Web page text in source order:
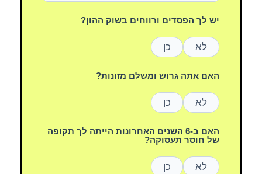
יש לך הפסדים ורווחים בשוק ההון?
לא כן
האם אתה גרוש ומשלם מזונות?
לא כן
האם ב-6 השנים האחרונות הייתה לך תקופה
של חוסר תעסוקה?
לא כן